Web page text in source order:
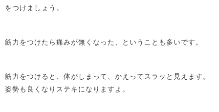
をつけましょう。
筋力をつけたら痛みが無くなった、ということも多いです。
筋力をつけると、体がしまって、かえってスラッと見えます。
姿勢も良くなりステキになりますよ。